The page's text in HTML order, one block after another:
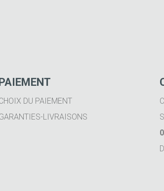
DU PAIEMENT
LIVRAISONS